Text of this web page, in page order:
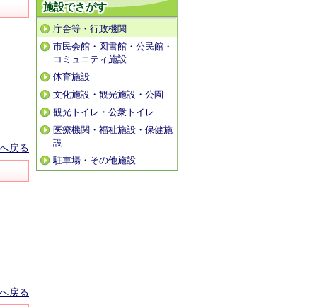
戻る
戻る
施設でさがす
庁舎等・行政機関
市民会館・図書館・公民館・
コミュニティ施設
体育施設
文化施設・観光施設・公園
観光トイレ・公衆トイレ
医療機関・福祉施設・保健施
設
駐車場・その他施設